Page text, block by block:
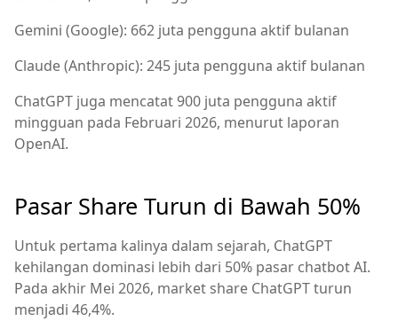
Gemini (Google): 662 juta pengguna aktif bulanan
Claude (Anthropic): 245 juta pengguna aktif bulanan
ChatGPT juga mencatat 900 juta pengguna aktif
mingguan pada Februari 2026, menurut laporan
OpenAI.
Pasar Share Turun di Bawah 50%
Untuk pertama kalinya dalam sejarah, ChatGPT
kehilangan dominasi lebih dari 50% pasar chatbot AI.
Pada akhir Mei 2026, market share ChatGPT turun
menjadi 46,4%.